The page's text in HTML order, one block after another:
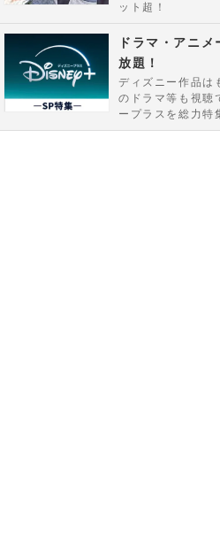
ット超！
ドラマ・アニメ
放題！
ディズニー作品は
のドラマ等も視聴
ープラスを総力特